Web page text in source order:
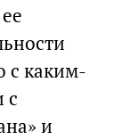
с каким-
с
и